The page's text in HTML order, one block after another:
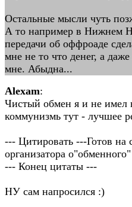
Остальные мысли чуть
А то например в Нижнем
передачи об оффроаде
мне не то что денег, а
мне. Абыдна...
Alexam:
Чистый обмен я и не имел
коммунизмь тут - лучшее
--- Цитировать ---Готов на
организатора
--- Конец цитаты ---
НУ сам напросился :)